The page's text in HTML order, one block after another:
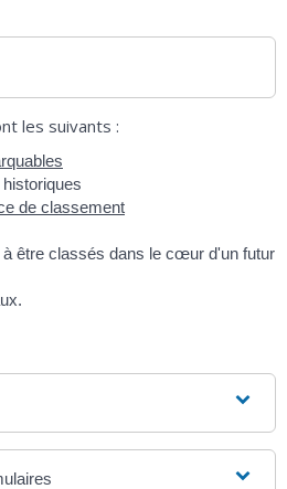
les suivants :
de classement
être classés dans le cœur d'un futur